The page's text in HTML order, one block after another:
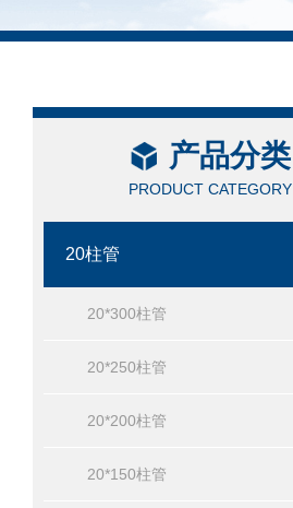
产品分类
PRODUCT CATEGORY
20柱管
20*300柱管
20*250柱管
20*200柱管
20*150柱管